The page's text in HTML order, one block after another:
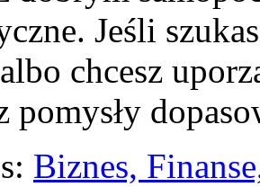
Jeśli
chcesz
pomysły
Biznes,